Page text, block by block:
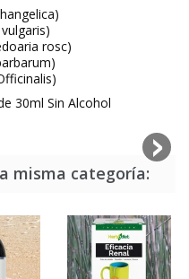
rosc)
30ml Sin Alcohol
misma categoría: